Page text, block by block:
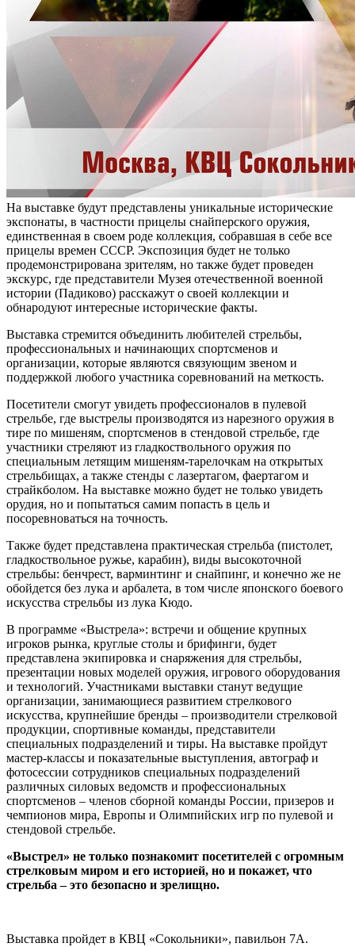
На выставке будут представлены уникальные исторические
экспонаты, в частности прицелы снайперского оружия,
единственная в своем роде коллекция, собравшая в себе все
прицелы времен СССР. Экспозиция будет не только
продемонстрирована зрителям, но также будет проведен
экскурс, где представители Музея отечественной военной
истории (Падиково) расскажут о своей коллекции и
обнародуют интересные исторические факты.
Выставка стремится объединить любителей стрельбы,
профессиональных и начинающих спортсменов и
организации, которые являются связующим звеном и
поддержкой любого участника соревнований на меткость.
Посетители смогут увидеть профессионалов в пулевой
стрельбе, где выстрелы производятся из нарезного оружия в
тире по мишеням, спортсменов в стендовой стрельбе, где
участники стреляют из гладкоствольного оружия по
специальным летящим мишеням-тарелочкам на открытых
стрельбищах, а также стенды с лазертагом, фаертагом и
страйкболом. На выставке можно будет не только увидеть
орудия, но и попытаться самим попасть в цель и
посоревноваться на точность.
Также будет представлена практическая стрельба (пистолет,
гладкоствольное ружье, карабин), виды высокоточной
стрельбы: бенчрест, варминтинг и снайпинг, и конечно же не
обойдется без лука и арбалета, в том числе японского боевого
искусства стрельбы из лука Кюдо.
В программе «Выстрела»: встречи и общение крупных
игроков рынка, круглые столы и брифинги, будет
представлена экипировка и снаряжения для стрельбы,
презентации новых моделей оружия, игрового оборудования
и технологий. Участниками выставки станут ведущие
организации, занимающиеся развитием стрелкового
искусства, крупнейшие бренды – производители стрелковой
продукции, спортивные команды, представители
специальных подразделений и тиры. На выставке пройдут
мастер-классы и показательные выступления, автограф и
фотосессии сотрудников специальных подразделений
различных силовых ведомств и профессиональных
спортсменов – членов сборной команды России, призеров и
чемпионов мира, Европы и Олимпийских игр по пулевой и
стендовой стрельбе.
«Выстрел» не только познакомит посетителей с огромным
стрелковым миром и его историей, но и покажет, что
стрельба – это безопасно и зрелищно.
Выставка пройдет в КВЦ «Сокольники», павильон 7А.